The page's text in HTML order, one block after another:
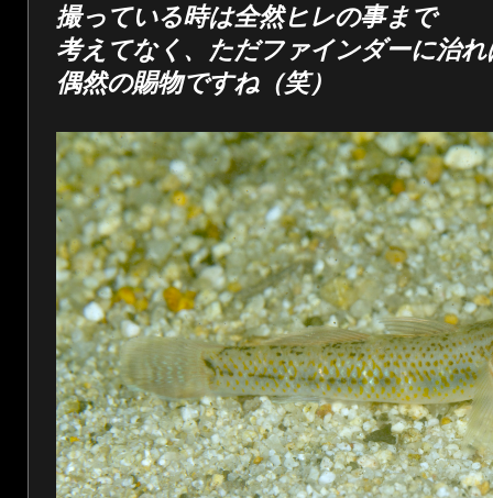
撮っている時は全然ヒレの事まで
考えてなく、ただファインダーに治
偶然の賜物ですね（笑）